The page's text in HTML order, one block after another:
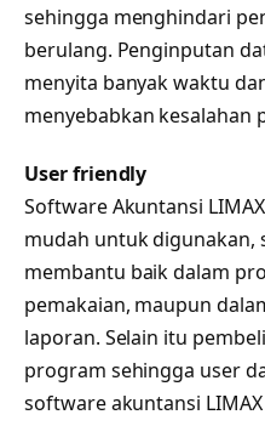
sehingga menghindari
berulang. Penginputan
menyita banyak waktu
menyebabkan kesalahan
User friendly
Software Akuntansi
mudah untuk digunakan,
membantu baik dalam
pemakaian, maupun
laporan. Selain itu
program sehingga user
software akuntansi